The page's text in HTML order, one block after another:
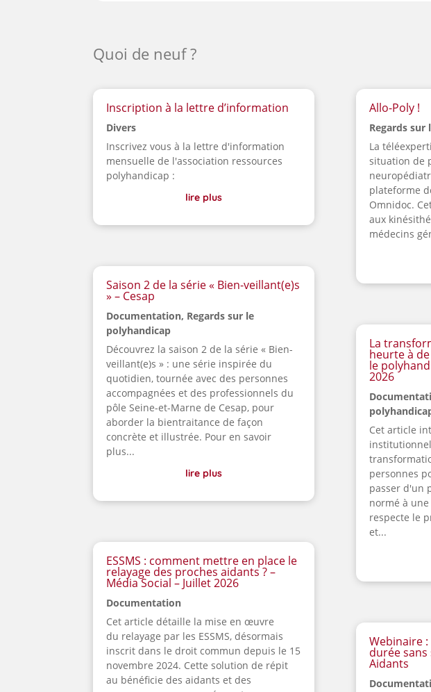
Quoi de neuf ?
Inscription à la lettre d’information
Divers
Inscrivez vous à la lettre d'information
mensuelle de l'association ressources
polyhandicap :
lire plus
Saison 2 de la série « Bien-veillant(e)s
» – Cesap
Documentation, Regards sur le
polyhandicap
Découvrez la saison 2 de la série « Bien-
veillant(e)s » : une série inspirée du
quotidien, tournée avec des personnes
accompagnées et des professionnels du
pôle Seine-et-Marne de Cesap, pour
aborder la bientraitance de façon
concrète et illustrée. Pour en savoir
plus...
lire plus
ESSMS : comment mettre en place le
relayage des proches aidants ? –
Média Social – Juillet 2026
Documentation
Cet article détaille la mise en œuvre
du relayage par les ESSMS, désormais
inscrit dans le droit commun depuis le 15
novembre 2024. Cette solution de répit
au bénéficie des aidants et des
Allo-Poly !
Regards sur
La
situation de
plateforme
Omnidoc.
aux
médecins
La
heurte à
le
2026
Cet article
personnes
passer d'un
normé à
respecte le
et...
Webinaire
durée sans
Aidants